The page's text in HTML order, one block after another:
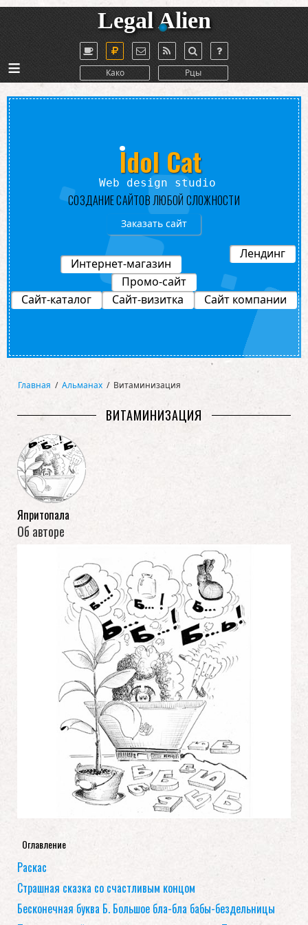
Legal Alien
Како Рцы
≡
Лендинг
Промо-сайт
Интернет-магазин
Idol Cat
Web design studio
СОЗДАНИЕ САЙТОВ ЛЮБОЙ СЛОЖНОСТИ
Заказать сайт
Сайт-каталог Сайт-визитка Сайт компании
Главная / Альманах / Витаминизация
ВИТАМИНИЗАЦИЯ
Япритопала
Об авторе
Оглавление
Раскас
Страшная сказка со счастливым концом
Бесконечная буква Б. Большое бла-бла бабы-бездельницы